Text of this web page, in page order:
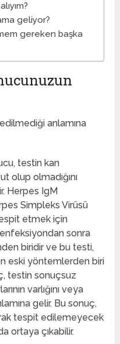
geliyor?
gereken başka
anlamına
testin kan
olup olmadığını
Herpes IgM
Simpleks Virüsü
etmek için
sonra
biridir ve bu testi,
eski yöntemlerden biri
testin sonuçsuz
varlığını veya
gelir. Bu sonuç,
tespit edilemeyecek
ortaya çıkabilir.